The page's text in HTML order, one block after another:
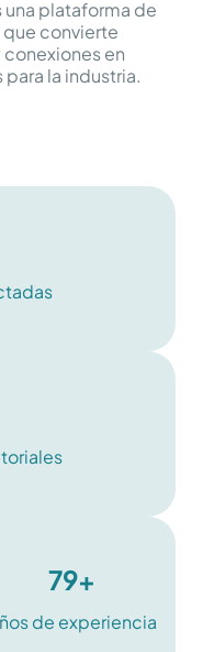
plataforma de
convierte
en
la industria.
79+
de experiencia